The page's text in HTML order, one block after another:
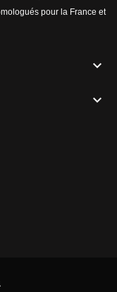
pour la France et

